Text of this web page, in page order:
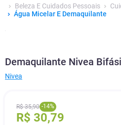
Beleza E Cuidados Pessoais
Água Micelar E Demaquilante
Demaquilante Nivea
Nivea
R$ 35,90 -14%
R$ 30,79